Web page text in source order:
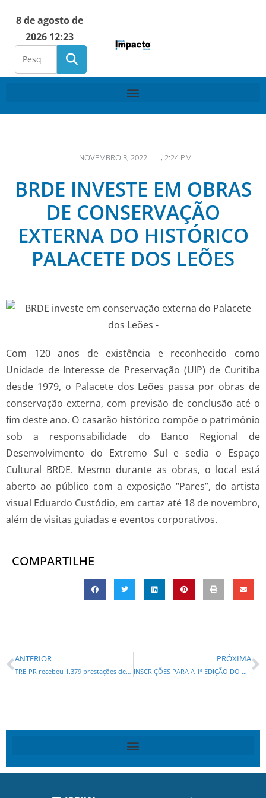
8 de agosto de
2026 12:23
NOVEMBRO 3, 2022 , 2:24 PM
BRDE INVESTE EM OBRAS
DE CONSERVAÇÃO
EXTERNA DO HISTÓRICO
PALACETE DOS LEÕES
Com 120 anos de existência e reconhecido como
Unidade de Interesse de Preservação (UIP) de Curitiba
desde 1979, o Palacete dos Leões passa por obras de
conservação externa, com previsão de conclusão até o
fim deste ano. O casarão histórico compõe o patrimônio
sob a responsabilidade do Banco Regional de
Desenvolvimento do Extremo Sul e sedia o Espaço
Cultural BRDE. Mesmo durante as obras, o local está
aberto ao público com a exposição “Pares”, do artista
visual Eduardo Custódio, em cartaz até 18 de novembro,
além de visitas guiadas e eventos corporativos.
COMPARTILHE
ANTERIOR
TRE-PR recebeu 1.379 prestações de contas
PRÓXIMA
INSCRIÇÕES PARA A 1ª EDIÇÃO DO QUALIFICA PARANÁ COM 420 VAGAS JÁ ESTÃO ABERTAS